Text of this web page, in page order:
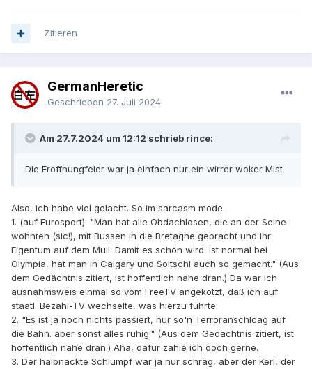
Zitieren
GermanHeretic
Geschrieben 27. Juli 2024
Am 27.7.2024 um 12:12 schrieb rince:
Die Eröffnungfeier war ja einfach nur ein wirrer woker Mist
Also, ich habe viel gelacht. So im sarcasm mode.
1. (auf Eurosport): "Man hat alle Obdachlosen, die an der Seine
wohnten (sic!), mit Bussen in die Bretagne gebracht und ihr
Eigentum auf dem Müll. Damit es schön wird. Ist normal bei
Olympia, hat man in Calgary und Soitschi auch so gemacht." (Aus
dem Gedächtnis zitiert, ist hoffentlich nahe dran.) Da war ich
ausnahmsweis einmal so vom FreeTV angekotzt, daß ich auf
staatl. Bezahl-TV wechselte, was hierzu führte:
2. "Es ist ja noch nichts passiert, nur so'n Terroranschlöag auf
die Bahn. aber sonst alles ruhig." (Aus dem Gedächtnis zitiert, ist
hoffentlich nahe dran.) Aha, dafür zahle ich doch gerne.
3. Der halbnackte Schlumpf war ja nur schräg, aber der Kerl, der